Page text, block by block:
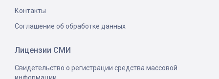
Контакты
Соглашение об обработке данных
Лицензии СМИ
Свидетельство о регистрации средства массовой